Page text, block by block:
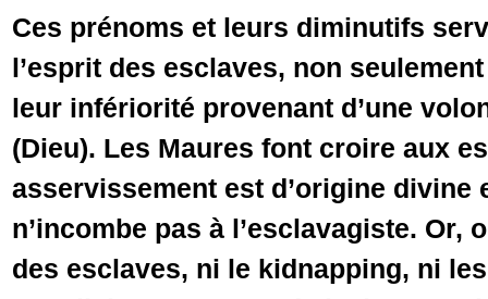
Ces prénoms et leurs diminutifs
l’esprit des esclaves, non
leur infériorité provenant d’une
(Dieu). Les Maures font croire aux
asservissement est d’origine divine
n’incombe pas à l’esclavagiste. Or,
des esclaves, ni le kidnapping, ni